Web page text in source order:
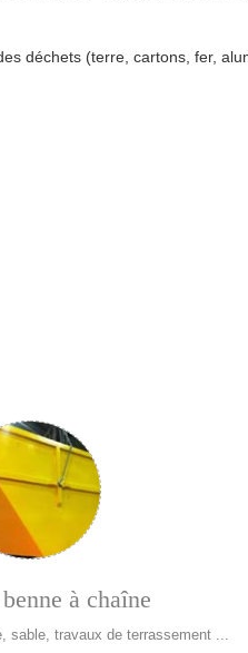
déchets (terre, cartons, fer,
à chaîne
sable, travaux de terrassement ...